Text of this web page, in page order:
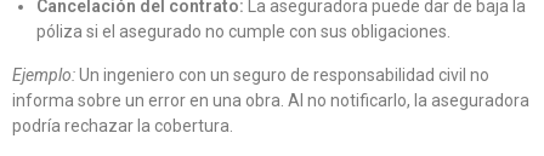
Cancelación del contrato: La aseguradora puede dar de baja la
póliza si el asegurado no cumple con sus obligaciones.
Ejemplo:Un ingeniero con un seguro de responsabilidad civil no
informa sobre un error en una obra. Al no notificarlo, la aseguradora
podría rechazar la cobertura.